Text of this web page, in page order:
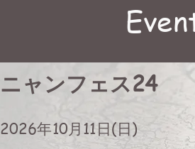
ニャンフェス24
2026年10月11日(日)